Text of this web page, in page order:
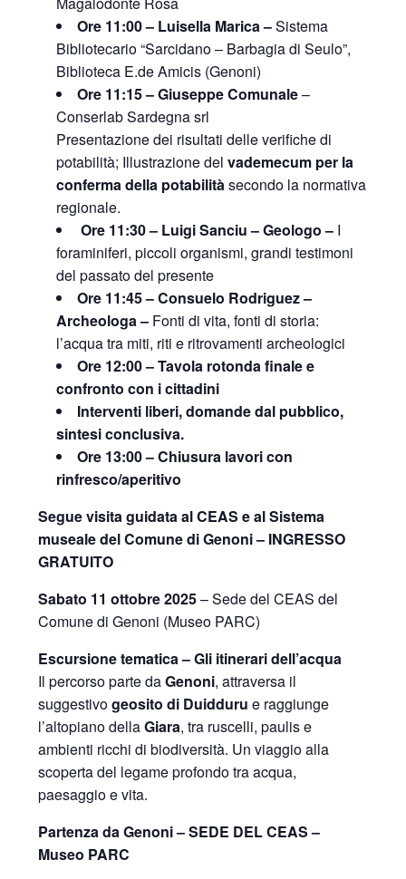
Ore 11:00 – Luisella Marica –Sistema
Bibliotecario “Sarcidano – Barbagia di Seulo”,
Biblioteca E.de Amicis (Genoni)
Ore 11:15 – Giuseppe Comunale–
Conserlab Sardegna srl
Presentazione dei risultati delle verifiche di
potabilità; Illustrazione delvademecum per la
conferma della potabilità secondo la normativa
regionale.
Ore 11:30 – Luigi Sanciu – Geologo – I
foraminiferi, piccoli organismi, grandi testimoni
del passato del presente
Ore 11:45 – Consuelo Rodriguez –
Archeologa – Fonti di vita, fonti di storia:
l’acqua tra miti, riti e ritrovamenti archeologici
Ore 12:00 – Tavola rotonda finale e
confronto con i cittadini
Interventi liberi, domande dal pubblico,
sintesi conclusiva.
Ore 13:00 – Chiusura lavori con
rinfresco/aperitivo
Segue visita guidata al CEAS e al Sistema
museale del Comune di Genoni – INGRESSO
GRATUITO
Sabato 11 ottobre 2025– Sede del CEAS del
Comune di Genoni (Museo PARC)
Escursione tematica – Gli itinerari dell’acqua
Il percorso parte daGenoni, attraversa il
suggestivogeosito di Duidduru e raggiunge
l’altopiano dellaGiara, tra ruscelli, paulis e
ambienti ricchi di biodiversità. Un viaggio alla
scoperta del legame profondo tra acqua,
paesaggio e vita.
Partenza da Genoni – SEDE DEL CEAS –
Museo PARC